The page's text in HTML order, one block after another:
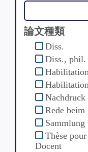
論文種類
Diss.
Diss., phil.
Nachdruck
Rede
Sammlung
Thèse
Docent